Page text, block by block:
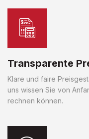
Transparente
Klare und faire
uns wissen Sie von
rechnen können.